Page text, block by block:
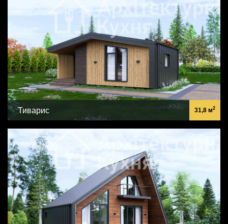
Тиварис 31,8 м2